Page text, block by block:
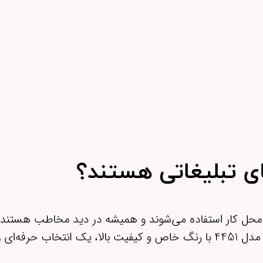
تبلیغاتی هستند؟
محل کار استفاده می‌شوند و همیشه در دید مخاطب
است.